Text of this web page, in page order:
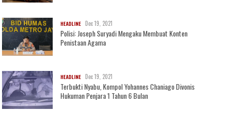
HEADLINE Dec 19, 2021
Polisi: Joseph Suryadi Mengaku Membuat Konten
Penistaan Agama
HEADLINE Dec 19, 2021
Terbukti Nyabu, Kompol Yohannes Chaniago Divonis
Hukuman Penjara 1 Tahun 6 Bulan